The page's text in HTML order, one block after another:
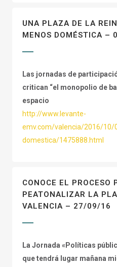
UNA PLAZA DE LA
MENOS DOMÉSTICA –
Las jornadas de
critican “el monopolio de
espacio
http://www.levante-
emv.com/valencia/2016/10/
domestica/1475888.html
CONOCE EL PROCESO
PEATONALIZAR LA
VALENCIA – 27/09/16
La Jornada «Políticas
que tendrá lugar mañana